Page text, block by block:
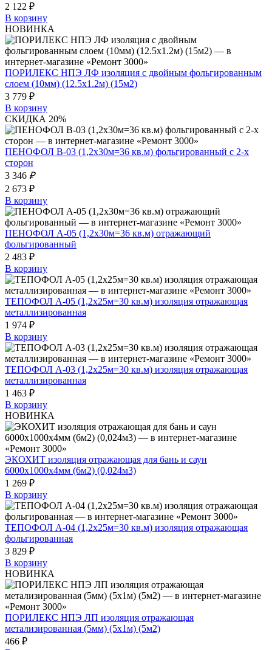
2 122 ₽
В корзину
НОВИНКА
ПОРИЛЕКС НПЭ ЛФ изоляция с двойным фольгированным
слоем (10мм) (12.5х1.2м) (15м2)
3 779 ₽
В корзину
СКИДКА 20%
ПЕНОФОЛ B-03 (1,2х30м=36 кв.м) фольгированный с 2-х
сторон
3 346 ₽
2 673 ₽
В корзину
ПЕНОФОЛ А-05 (1,2х30м=36 кв.м) отражающий
фольгированный
2 483 ₽
В корзину
ТЕПОФОЛ А-05 (1,2х25м=30 кв.м) изоляция отражающая
металлизированная
1 974 ₽
В корзину
ТЕПОФОЛ А-03 (1,2х25м=30 кв.м) изоляция отражающая
металлизированная
1 463 ₽
В корзину
НОВИНКА
ЭКОХИТ изоляция отражающая для бань и саун
6000х1000х4мм (6м2) (0,024м3)
1 269 ₽
В корзину
ТЕПОФОЛ А-04 (1,2х25м=30 кв.м) изоляция отражающая
фольгированная
3 829 ₽
В корзину
НОВИНКА
ПОРИЛЕКС НПЭ ЛП изоляция отражающая
метализированная (5мм) (5х1м) (5м2)
466 ₽